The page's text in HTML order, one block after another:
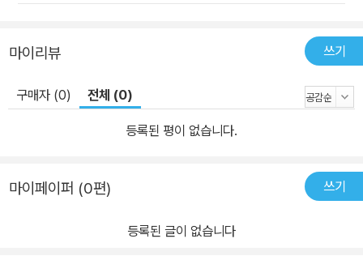
마이리뷰 쓰기
구매자 (0) 전체 (0)
등록된 평이 없습니다.
마이페이퍼 (0편) 쓰기
등록된 글이 없습니다